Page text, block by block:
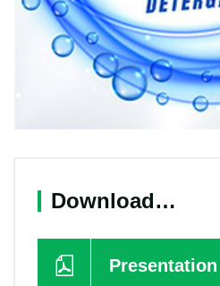
Download…
Presentation